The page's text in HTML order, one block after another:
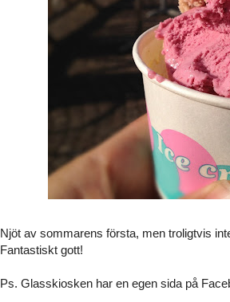
Njöt av sommarens första, men troligtvis
Fantastiskt gott!
Ps. Glasskiosken har en egen sida på